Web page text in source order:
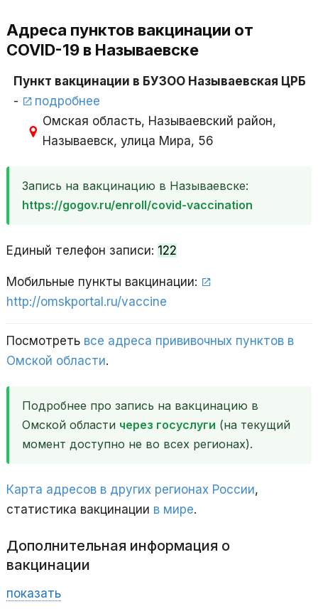
Адреса пунктов вакцинации от
COVID-19 в Называевске
Пункт вакцинации в БУЗОО Называевская ЦРБ
-
подробнее
Омская область, Называевский район,
Называевск, улица Мира, 56
Запись на вакцинацию в Называевске:
https://gogov.ru/enroll/covid-vaccination
Единый телефон записи: 122
Мобильные пункты вакцинации:
http://omskportal.ru/vaccine
Посмотреть все адреса прививочных пунктов в
Омской области.
Подробнее про запись на вакцинацию в
Омской области через госуслуги (на текущий
момент доступно не во всех регионах).
Карта адресов в других регионах России,
статистика вакцинации в мире.
Дополнительная информация о
вакцинации
показать